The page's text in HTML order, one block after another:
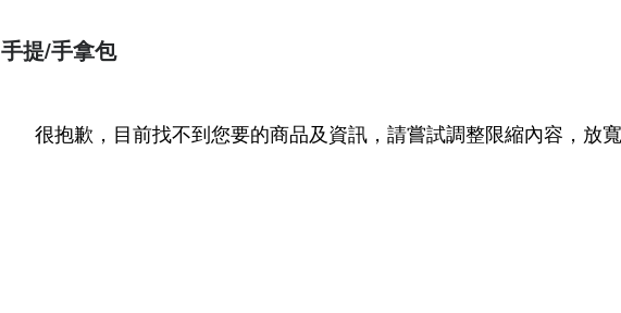
手提/手拿包
很抱歉，目前找不到您要的商品及資訊，請嘗試調整限縮內容，放寬